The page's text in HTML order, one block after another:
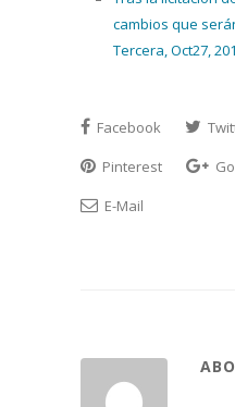
cambios que
Tercera, Oct27,
Facebook
Pinterest
E-Mail